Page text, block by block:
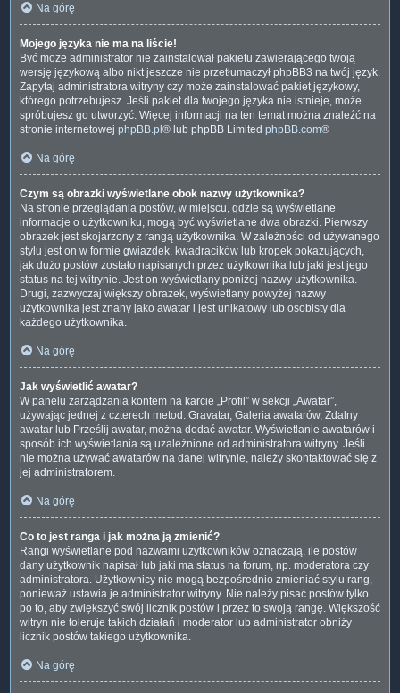
Na górę
Mojego języka nie ma na liście!
Być może administrator nie zainstalował pakietu zawierającego twoją
wersję językową albo nikt jeszcze nie przetłumaczył phpBB3 na twój język.
Zapytaj administratora witryny czy może zainstalować pakiet językowy,
którego potrzebujesz. Jeśli pakiet dla twojego języka nie istnieje, może
spróbujesz go utworzyć. Więcej informacji na ten temat można znaleźć na
stronie internetowej phpBB.pl® lub phpBB Limited phpBB.com®
Na górę
Czym są obrazki wyświetlane obok nazwy użytkownika?
Na stronie przeglądania postów, w miejscu, gdzie są wyświetlane
informacje o użytkowniku, mogą być wyświetlane dwa obrazki. Pierwszy
obrazek jest skojarzony z rangą użytkownika. W zależności od używanego
stylu jest on w formie gwiazdek, kwadracików lub kropek pokazujących,
jak dużo postów zostało napisanych przez użytkownika lub jaki jest jego
status na tej witrynie. Jest on wyświetlany poniżej nazwy użytkownika.
Drugi, zazwyczaj większy obrazek, wyświetlany powyżej nazwy
użytkownika jest znany jako awatar i jest unikatowy lub osobisty dla
każdego użytkownika.
Na górę
Jak wyświetlić awatar?
W panelu zarządzania kontem na karcie „Profil” w sekcji „Awatar”,
używając jednej z czterech metod: Gravatar, Galeria awatarów, Zdalny
awatar lub Prześlij awatar, można dodać awatar. Wyświetlanie awatarów i
sposób ich wyświetlania są uzależnione od administratora witryny. Jeśli
nie można używać awatarów na danej witrynie, należy skontaktować się z
jej administratorem.
Na górę
Co to jest ranga i jak można ją zmienić?
Rangi wyświetlane pod nazwami użytkowników oznaczają, ile postów
dany użytkownik napisał lub jaki ma status na forum, np. moderatora czy
administratora. Użytkownicy nie mogą bezpośrednio zmieniać stylu rang,
ponieważ ustawia je administrator witryny. Nie należy pisać postów tylko
po to, aby zwiększyć swój licznik postów i przez to swoją rangę. Większość
witryn nie toleruje takich działań i moderator lub administrator obniży
licznik postów takiego użytkownika.
Na górę